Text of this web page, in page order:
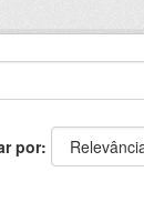
por